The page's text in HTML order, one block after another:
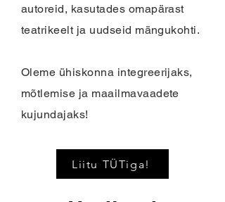
autoreid, kasutades omapärast
teatrikeelt ja uudseid mängukohti.
Oleme ühiskonna integreerijaks,
mõtlemise ja maailmavaadete
kujundajaks!
Liitu TÜTiga!